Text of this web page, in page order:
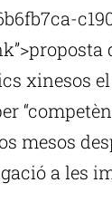
xinesos
mesos
a les